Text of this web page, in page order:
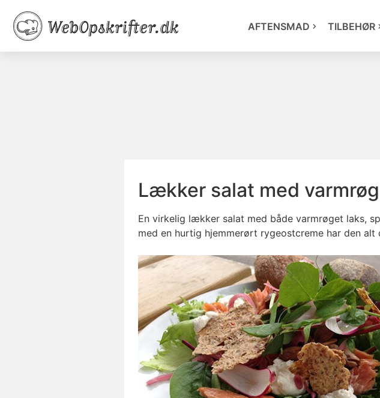
AFTENSMAD TILBEHØR
Lækker salat med
En virkelig lækker salat med både varmrøget laks,
med en hurtig hjemmerørt rygeostcreme har den alt